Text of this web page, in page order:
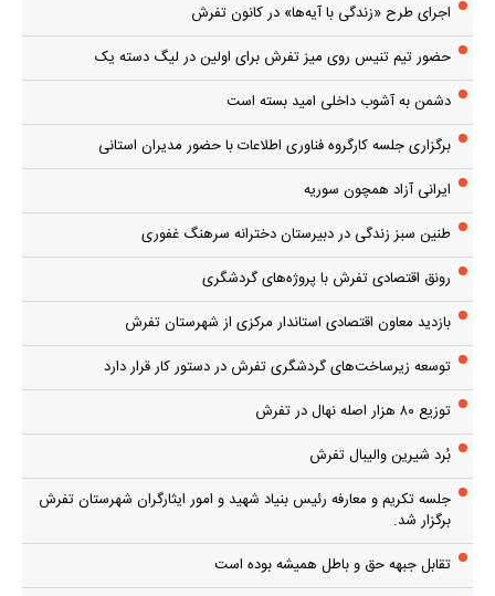
اجرای طرح «زندگی با آیه‌ها» در کانون تفرش
حضور تیم تنیس روی میز تفرش برای اولین در لیگ دسته یک
دشمن به آشوب داخلی امید بسته است
برگزاری جلسه کارگروه فناوری اطلاعات با حضور مدیران استانی
ایرانی آزاد همچون سوریه
طنین سبز زندگی در دبیرستان دخترانه سرهنگ غفوری
رونق اقتصادی تفرش با پروژه‌های گردشگری
بازدید معاون اقتصادی استاندار مرکزی از شهرستان تفرش
توسعه زیرساخت‌های گردشگری تفرش در دستور کار قرار دارد
توزیع ۸۰ هزار اصله نهال در تفرش
بُرد شیرین والیبال تفرش
جلسه تکریم و معارفه رئیس بنیاد شهید و امور ایثارگران شهرستان تفرش
برگزار شد.
تقابل جبهه حق و باطل همیشه بوده است